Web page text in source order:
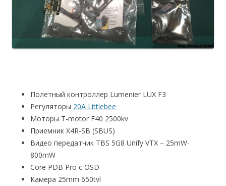
Полетный контроллер Lumenier LUX F3
Регуляторы 20A Littlebee
Моторы T-motor F40 2500kv
Приемник X4R-SB (SBUS)
Видео передатчик TBS 5G8 Unify VTX – 25mW-
800mW
Core PDB Pro с OSD
Камера 25mm 650tvl